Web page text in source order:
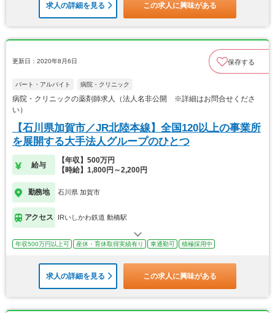
求人の詳細を見る この求人に興味がある
更新日：2020年8月6日 保存する
パート・アルバイト 病院・クリニック
病院・クリニックの薬剤師求人（法人名非公開 ※詳細はお問合せくださ
い）
【石川県加賀市／JR北陸本線】全国120以上の事業所
を展開する大手法人グループのひとつ
給与
【年収】500万円
【時給】1,800円～2,200円
勤務地 石川県 加賀市
アクセス IRいしかわ鉄道 動橋駅
年収500万円以上可 産休・育休取得実績有り 車通勤可 積極採用中
求人の詳細を見る この求人に興味がある